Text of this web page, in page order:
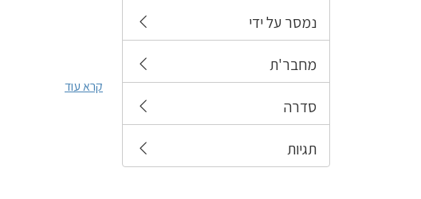
נמסר על ידי
מחבר'ת
סדרה
תגיות
קרא עוד